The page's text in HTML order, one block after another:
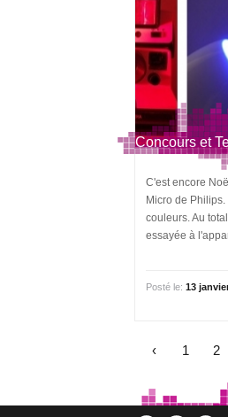
Concours et
C'est encore
Micro de
couleurs. Au
essayée à
Posté le:13
‹ 1 2